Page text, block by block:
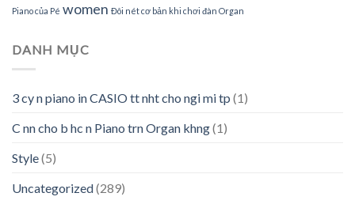
Piano của Pé women Đôi nét cơ bản khi chơi đàn Organ
DANH MỤC
3 cy n piano in CASIO tt nht cho ngi mi tp (1)
C nn cho b hc n Piano trn Organ khng(1)
Style(5)
Uncategorized(289)